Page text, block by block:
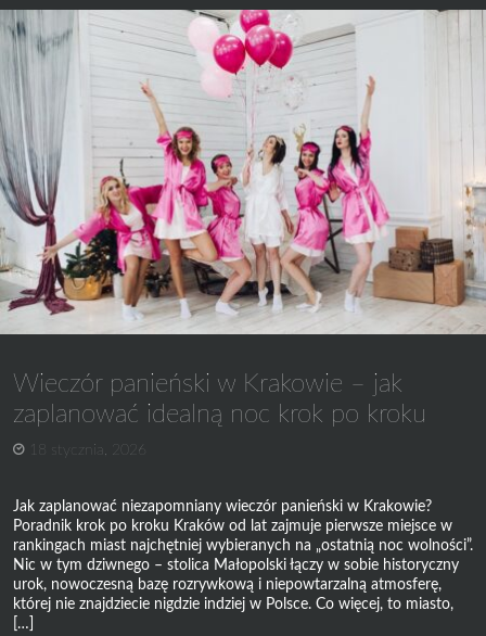
Panieński
Warszawa
Pomysły
Niezapomnianą
Imprezę
Wieczór panieński w Krakowie – jak
zaplanować idealną noc krok po kroku
18 stycznia, 2026
Jak zaplanować niezapomniany wieczór panieński w Krakowie?
Poradnik krok po kroku Kraków od lat zajmuje pierwsze miejsce w
rankingach miast najchętniej wybieranych na „ostatnią noc wolności”.
Nic w tym dziwnego – stolica Małopolski łączy w sobie historyczny
urok, nowoczesną bazę rozrywkową i niepowtarzalną atmosferę,
której nie znajdziecie nigdzie indziej w Polsce. Co więcej, to miasto,
[…]